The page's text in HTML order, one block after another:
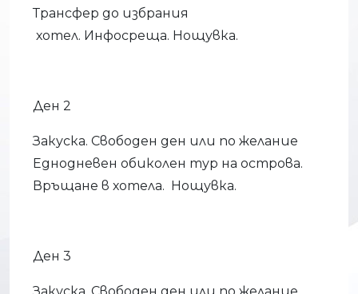
Трансфер до избрания
хотел. Инфосреща. Нощувка.
Ден 2
Закуска. Свободен ден или по желание
Еднодневен обиколен тур на острова.
Връщане в хотела. Нощувка.
Ден 3